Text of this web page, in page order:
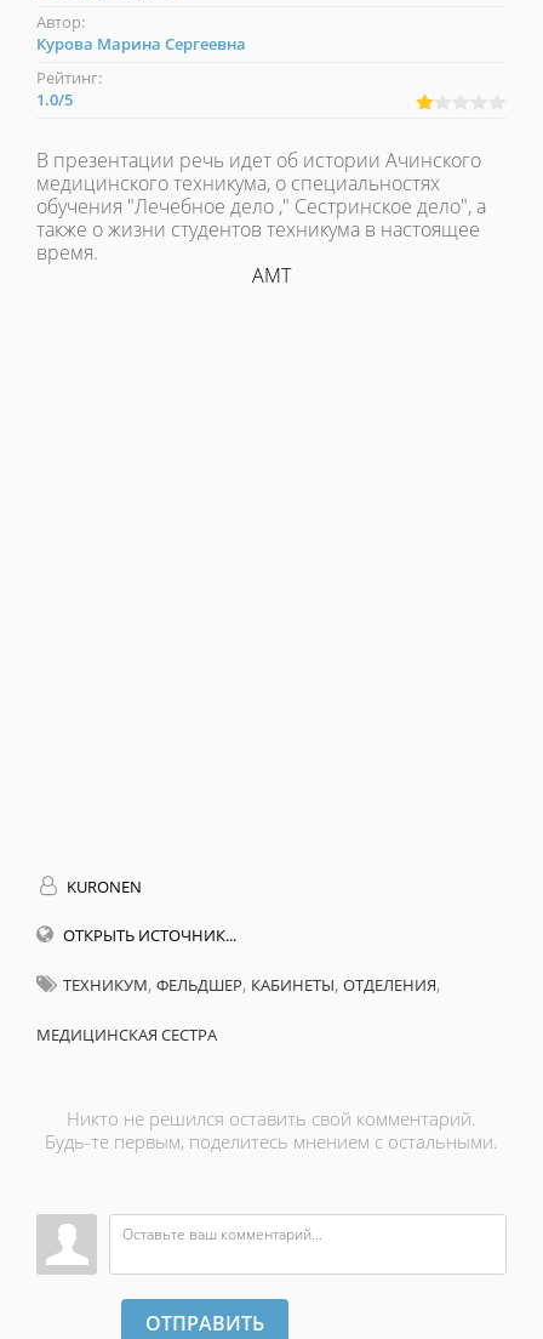
Автор:
Курова Марина Сергеевна
Рейтинг:
1.0/5
В презентации речь идет об истории Ачинского
медицинского техникума, о специальностях
обучения "Лечебное дело ," Сестринское дело", а
также о жизни студентов техникума в настоящее
время.
АМТ
KURONEN
ОТКРЫТЬ ИСТОЧНИК...
ТЕХНИКУМ, ФЕЛЬДШЕР, КАБИНЕТЫ, ОТДЕЛЕНИЯ,
МЕДИЦИНСКАЯ СЕСТРА
Никто не решился оставить свой комментарий.
Будь-те первым, поделитесь мнением с остальными.
ОТПРАВИТЬ